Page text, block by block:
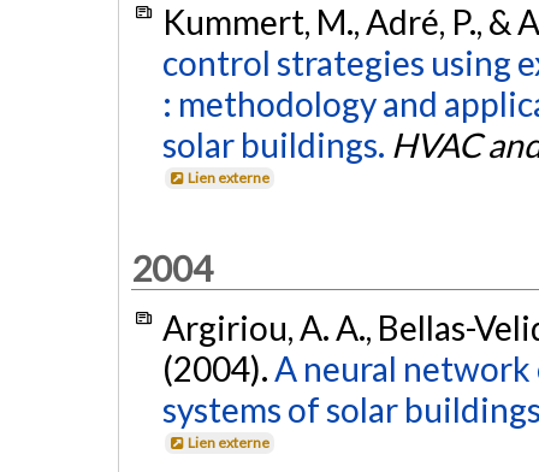
Kummert, M., Adré, P., &
control strategies using
: methodology and
solar buildings. HVAC
Lien externe
2004
Argiriou, A. A., Bellas-
(2004).A neural
systems of solar
Lien externe